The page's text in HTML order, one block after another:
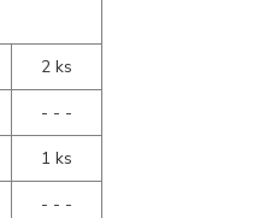
2 ks
- - -
1 ks
- - -